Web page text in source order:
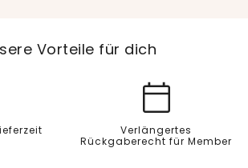
Vorteile für dich
Verlängertes
Rückgaberecht für Member